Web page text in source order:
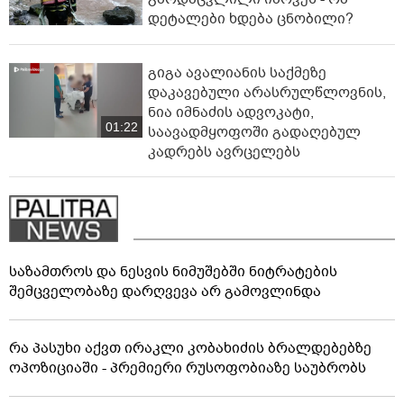
დეტალები ხდება ცნობილი?
01:22
გიგა ავალიანის საქმეზე
დაკავებული არასრულწლოვნის,
ნია იმნაძის ადვოკატი,
საავადმყოფოში გადაღებულ
კადრებს ავრცელებს
საზამთროს და ნესვის ნიმუშებში ნიტრატების
შემცველობაზე დარღვევა არ გამოვლინდა
რა პასუხი აქვთ ირაკლი კობახიძის ბრალდებებზე
ოპოზიციაში - პრემიერი რუსოფობიაზე საუბრობს